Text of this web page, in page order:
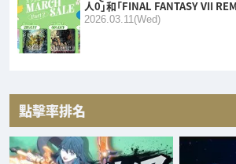
人0」和「FINAL FANTASY VII
2026.03.11(Wed)
點擊率排名